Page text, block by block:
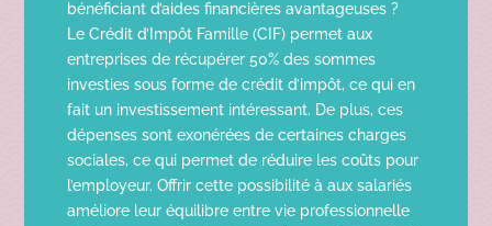
bénéficiant d’aides financières avantageuses ?
Le Crédit d’Impôt Famille (CIF) permet aux
entreprises de récupérer 50% des sommes
investies sous forme de crédit d’impôt, ce qui en
fait un investissement intéressant. De plus, ces
dépenses sont exonérées de certaines charges
sociales, ce qui permet de réduire les coûts pour
l’employeur. Offrir cette possibilité à aux salariés
améliore leur équilibre entre vie professionnelle